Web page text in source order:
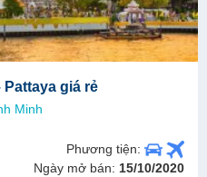
giá rẻ
Minh
Phương tiện:
Ngày mở bán:15/10/2020